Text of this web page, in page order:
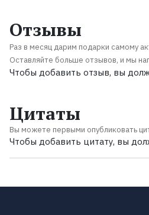
Отзывы
Раз в месяц дарим подарки самому
Оставляйте больше отзывов, и мы
Чтобы добавить отзыв, вы
Цитаты
Вы можете первыми опубликовать
Чтобы добавить цитату, вы